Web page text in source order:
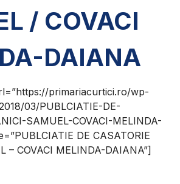
/ COVACI
DAIANA
primariacurtici.ro/wp-
03/PUBLCIATIE-DE-
SAMUEL-COVACI-MELINDA-
DE CASATORIE
– COVACI MELINDA-DAIANA”]